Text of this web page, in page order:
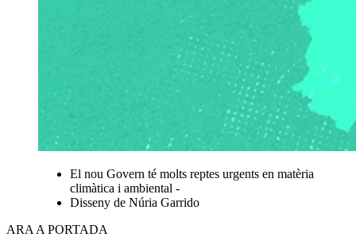
El nou Govern té molts reptes urgents en matèria
climàtica i ambiental -
Disseny de Núria Garrido
ARA A PORTADA